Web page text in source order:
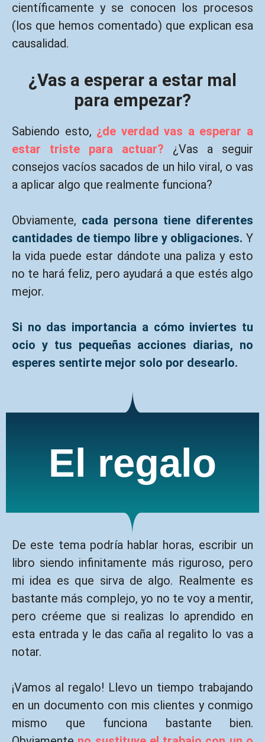
científicamente y se conocen los procesos
(los que hemos comentado) que explican esa
causalidad.
¿Vas a esperar a estar mal
para empezar?
Sabiendo esto, ¿de verdad vas a esperar a
estar triste para actuar? ¿Vas a seguir
consejos vacíos sacados de un hilo viral, o vas
a aplicar algo que realmente funciona?
Obviamente, cada persona tiene diferentes
cantidades de tiempo libre y obligaciones. Y
la vida puede estar dándote una paliza y esto
no te hará feliz, pero ayudará a que estés algo
mejor.
Si no das importancia a cómo inviertes tu
ocio y tus pequeñas acciones diarias, no
esperes sentirte mejor solo por desearlo.
El regalo
De este tema podría hablar horas, escribir un
libro siendo infinitamente más riguroso, pero
mi idea es que sirva de algo. Realmente es
bastante más complejo, yo no te voy a mentir,
pero créeme que si realizas lo aprendido en
esta entrada y le das caña al regalito lo vas a
notar.
¡Vamos al regalo! Llevo un tiempo trabajando
en un documento con mis clientes y conmigo
mismo que funciona bastante bien.